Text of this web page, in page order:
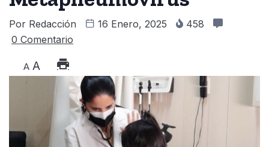
Por Redacción 16 Enero, 2025
458
0 Comentario
A A